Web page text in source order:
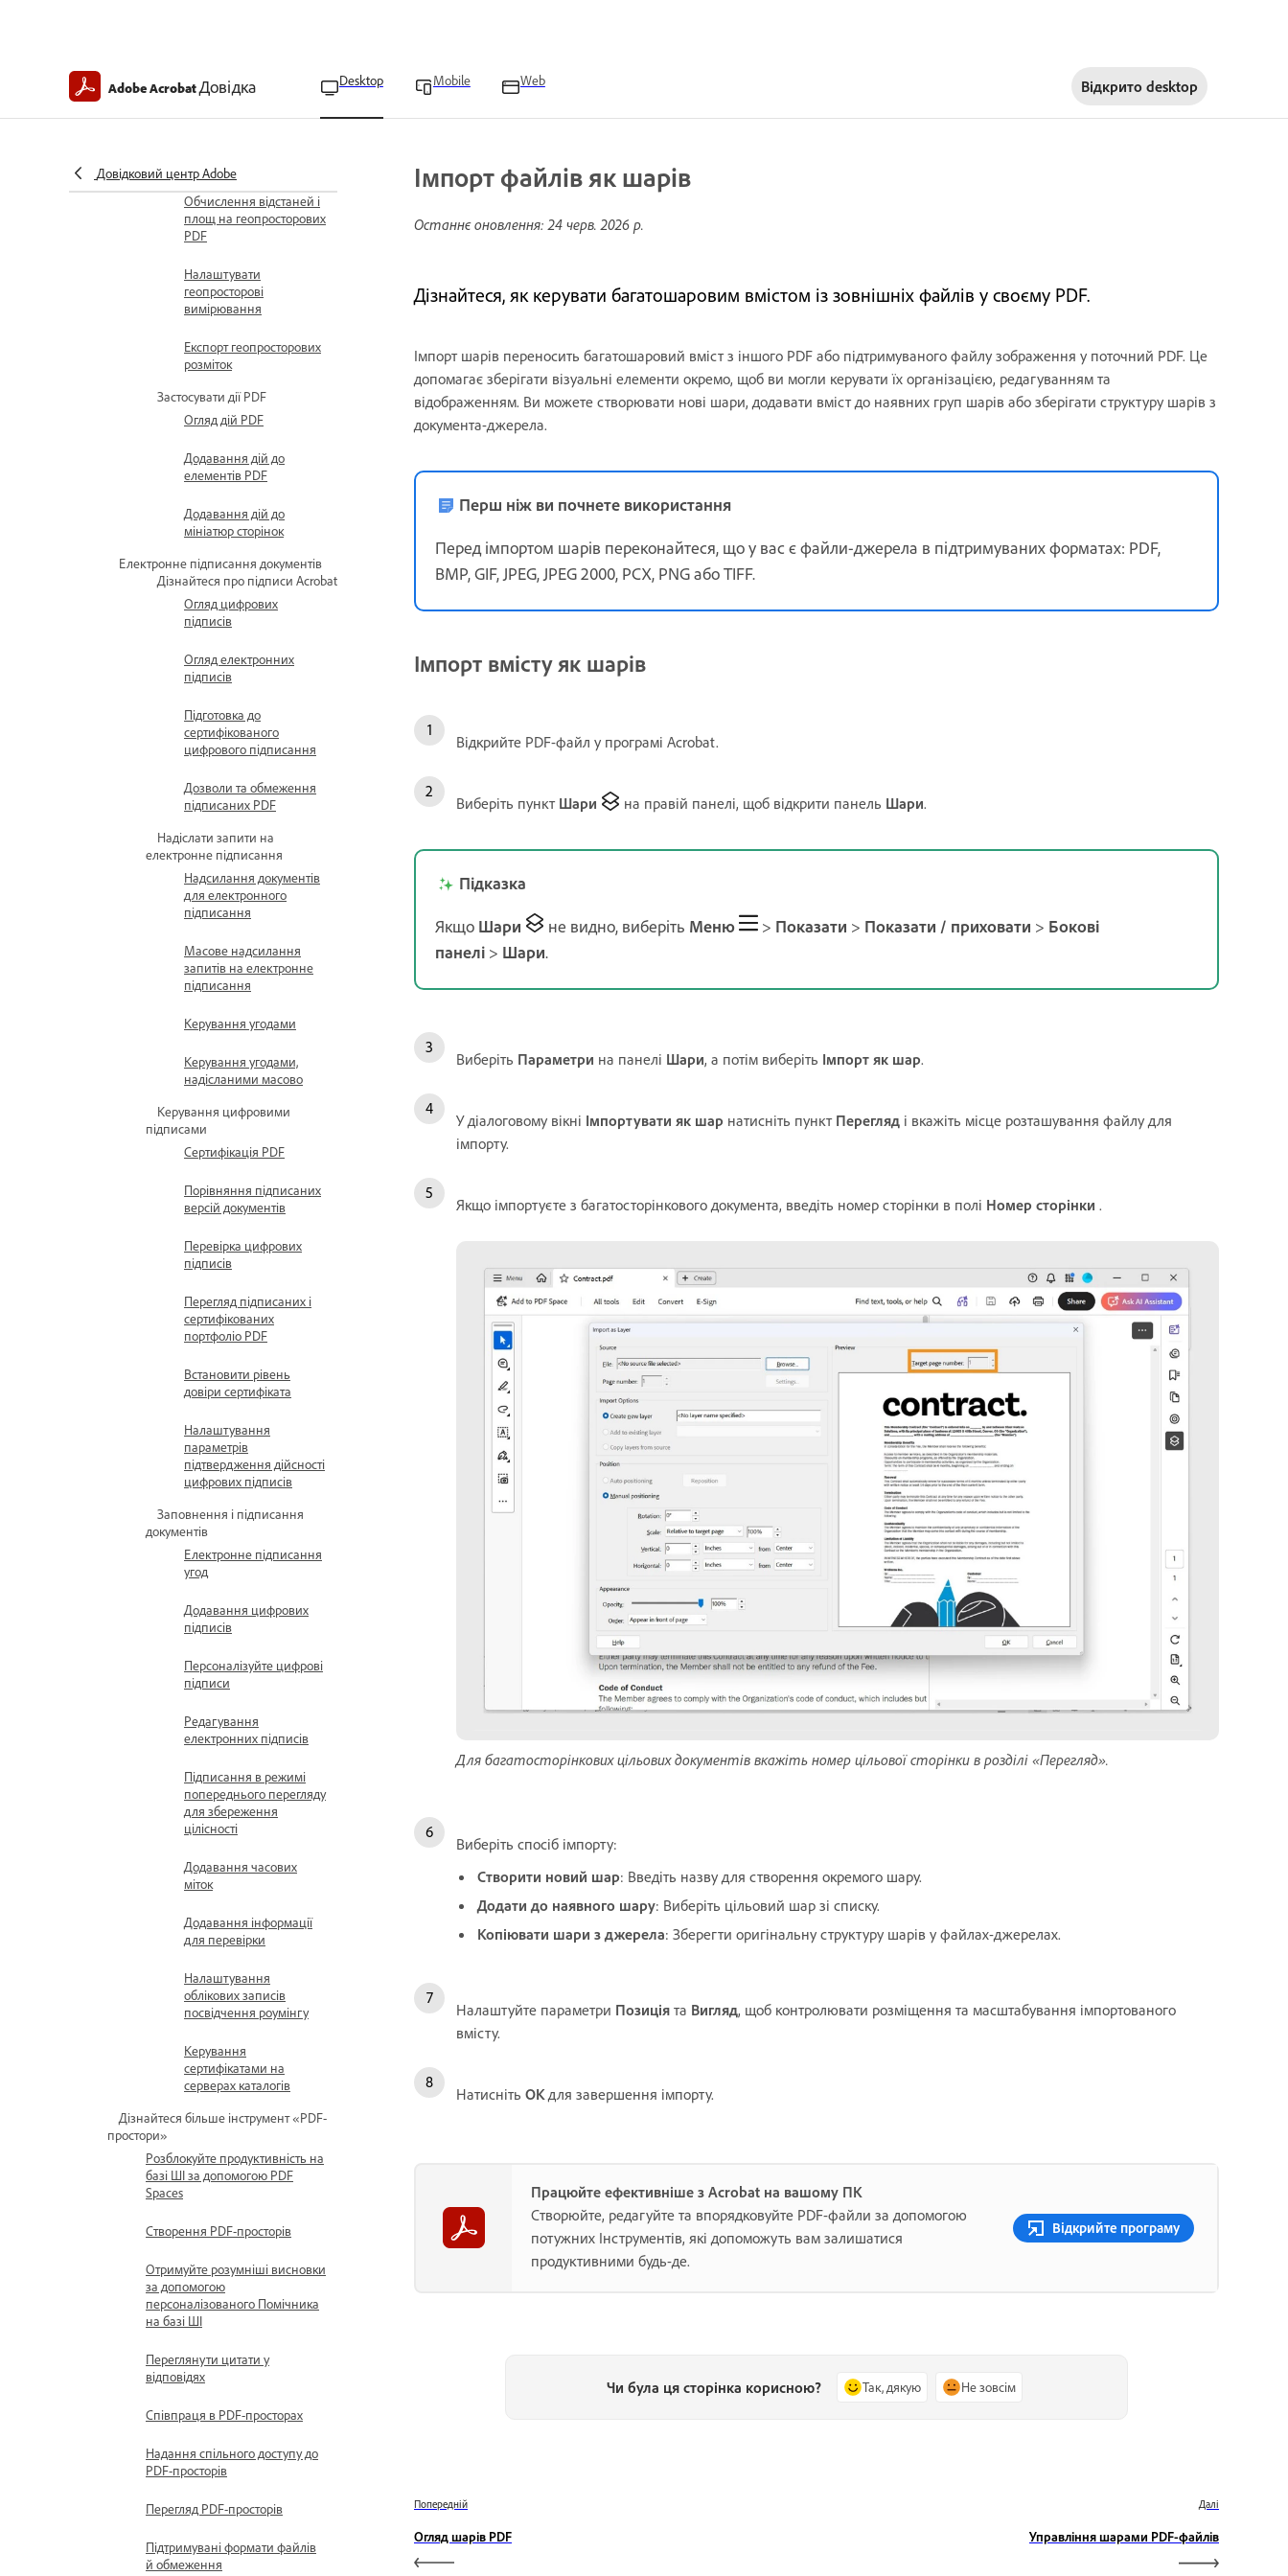
Adobe AcrobatДовідка Desktop Mobile Web Відкрито desktop
Довідковий центр Adobe
геопросторових PDF
Обчислення відстаней і
площ на геопросторових
PDF
Налаштувати
геопросторові
вимірювання
Експорт геопросторових
розміток
Застосувати дії PDF
Огляд дій PDF
Додавання дій до
елементів PDF
Додавання дій до
мініатюр сторінок
Електронне підписання документів
Дізнайтеся про підписи Acrobat
Огляд цифрових
підписів
Огляд електронних
підписів
Підготовка до
сертифікованого
цифрового підписання
Дозволи та обмеження
підписаних PDF
Надіслати запити на
електронне підписання
Надсилання документів
для електронного
підписання
Масове надсилання
запитів на електронне
підписання
Керування угодами
Керування угодами,
надісланими масово
Керування цифровими
підписами
Сертифікація PDF
Порівняння підписаних
версій документів
Перевірка цифрових
підписів
Перегляд підписаних і
сертифікованих
портфоліо PDF
Встановити рівень
довіри сертифіката
Налаштування
параметрів
підтвердження дійсності
цифрових підписів
Заповнення і підписання
документів
Електронне підписання
угод
Додавання цифрових
підписів
Персоналізуйте цифрові
підписи
Редагування
електронних підписів
Підписання в режимі
попереднього перегляду
для збереження
цілісності
Додавання часових
міток
Додавання інформації
для перевірки
Налаштування
облікових записів
посвідчення роумінгу
Керування
сертифікатами на
серверах каталогів
Дізнайтеся більше інструмент «PDF-
простори»
Розблокуйте продуктивність на
базі ШІ за допомогою PDF
Spaces
Створення PDF-просторів
Отримуйте розумніші висновки
за допомогою
персоналізованого Помічника
на базі ШІ
Переглянути цитати у
відповідях
Співпраця в PDF-просторах
Надання спільного доступу до
PDF-просторів
Перегляд PDF-просторів
Підтримувані формати файлів
й обмеження
Імпорт файлів як шарів
Останнє оновлення:24 черв. 2026 р.
Дізнайтеся, як керувати багатошаровим вмістом із зовнішніх файлів у своєму PDF.
Імпорт шарів переносить багатошаровий вміст з іншого PDF або підтримуваного файлу зображення у поточний PDF. Це
допомагає зберігати візуальні елементи окремо, щоб ви могли керувати їх організацією, редагуванням та
відображенням. Ви можете створювати нові шари, додавати вміст до наявних груп шарів або зберігати структуру шарів з
документа-джерела.
Перш ніж ви почнете використання
Перед імпортом шарів переконайтеся, що у вас є файли-джерела в підтримуваних форматах: PDF,
BMP, GIF, JPEG, JPEG 2000, PCX, PNG або TIFF.
Імпорт вмісту як шарів
Відкрийте PDF-файл у програмі Acrobat.
Виберіть пункт Шари на правій панелі, щоб відкрити панель Шари.
Підказка
Якщо Шари не видно, виберіть Меню > Показати > Показати / приховати > Бокові
панелі > Шари.
Виберіть Параметри на панелі Шари, а потім виберіть Імпорт як шар.
У діалоговому вікні Імпортувати як шар натисніть пункт Перегляд і вкажіть місце розташування файлу для
імпорту.
Якщо імпортуєте з багатосторінкового документа, введіть номер сторінки в полі Номер сторінки .
Для багатосторінкових цільових документів вкажіть номер цільової сторінки в розділі «Перегляд».
Виберіть спосіб імпорту:
Створити новий шар: Введіть назву для створення окремого шару.
Додати до наявного шару: Виберіть цільовий шар зі списку.
Копіювати шари з джерела: Зберегти оригінальну структуру шарів у файлах-джерелах.
Налаштуйте параметри Позиція та Вигляд, щоб контролювати розміщення та масштабування імпортованого
вмісту.
Натисніть OK для завершення імпорту.
Працюйте ефективніше з Acrobat на вашому ПК
Створюйте, редагуйте та впорядковуйте PDF-файли за допомогою
потужних Інструментів, які допоможуть вам залишатися
продуктивними будь-де.
Відкрийте програму
Чи була ця сторінка корисною? Так, дякую Не зовсім
Попередній
Огляд шарів PDF
Далі
Управління шарами PDF-файлів